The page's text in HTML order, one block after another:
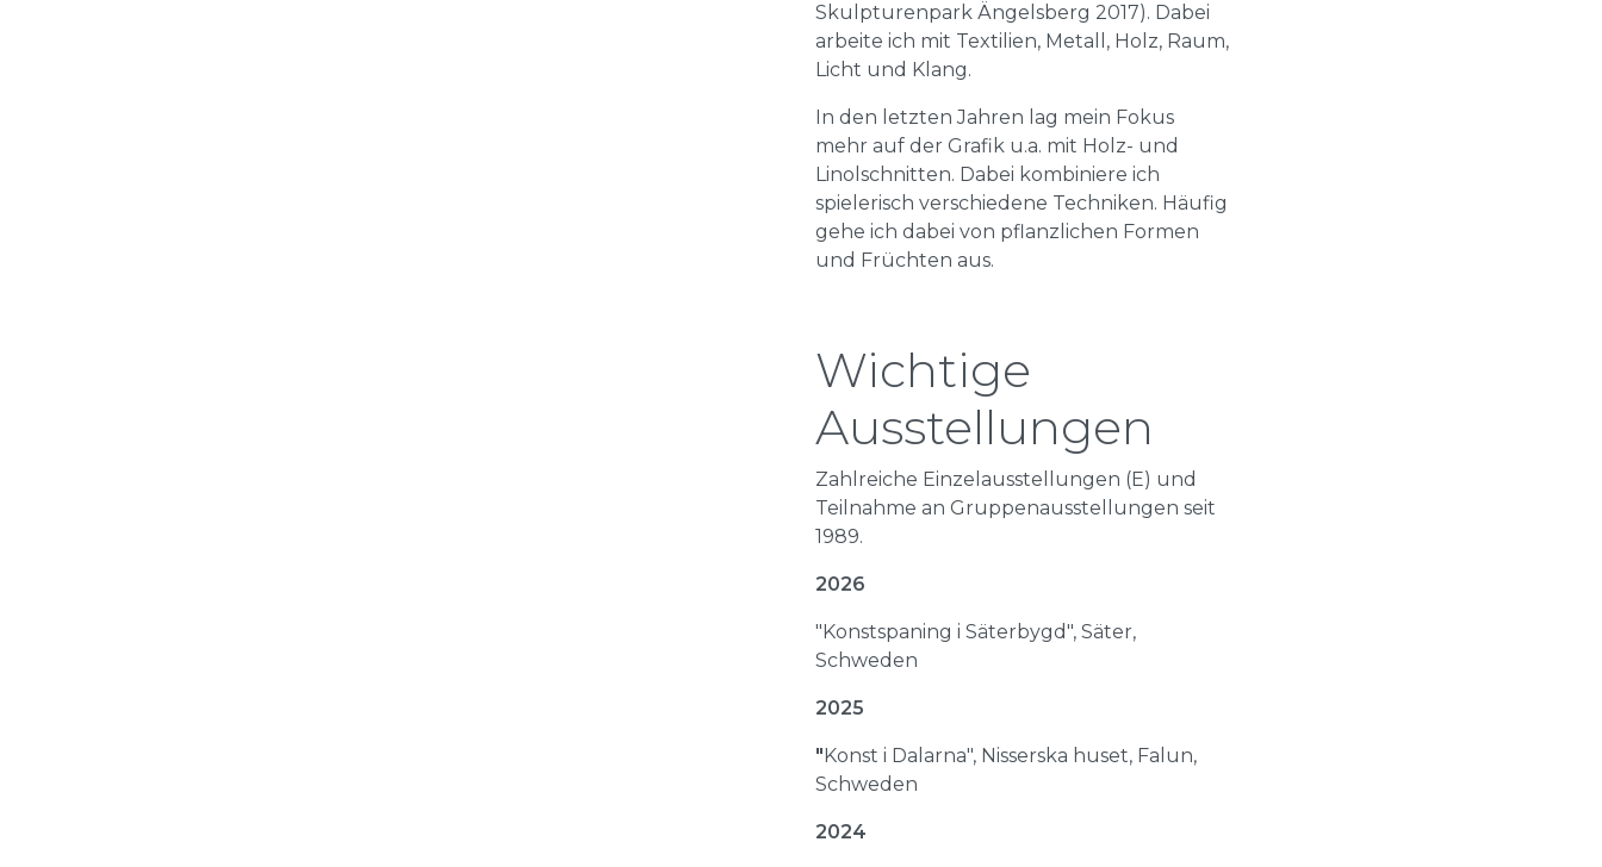
Skulpturenpark Ängelsberg 2017). Dabei
arbeite ich mit Textilien, Metall, Holz, Raum,
Licht und Klang.
In den letzten Jahren lag mein Fokus
mehr auf der Grafik u.a. mit Holz- und
Linolschnitten. Dabei kombiniere ich
spielerisch verschiedene Techniken. Häufig
gehe ich dabei von pflanzlichen Formen
und Früchten aus.
Wichtige
Ausstellungen
Zahlreiche Einzelausstellungen (E) und
Teilnahme an Gruppenausstellungen seit
1989.
2026
"Konstspaning i Säterbygd", Säter,
Schweden
2025
"Konst i Dalarna", Nisserska huset, Falun,
Schweden
2024